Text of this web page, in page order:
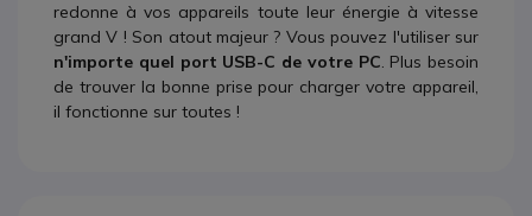
redonne à vos appareils toute leur énergie à vitesse
grand V ! Son atout majeur ? Vous pouvez l'utiliser sur
n'importe quel port USB-C de votre PC. Plus besoin
de trouver la bonne prise pour charger votre appareil,
il fonctionne sur toutes !